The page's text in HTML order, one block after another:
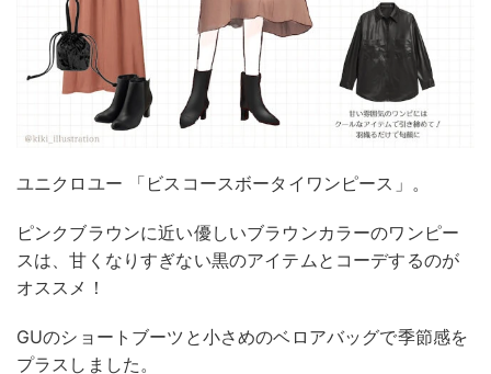
ユニクロユー 「ビスコースボータイワンピース」。
ピンクブラウンに近い優しいブラウンカラーのワンピー
スは、甘くなりすぎない黒のアイテムとコーデするのが
オススメ！
GUのショートブーツと小さめのベロアバッグで季節感を
プラスしました。